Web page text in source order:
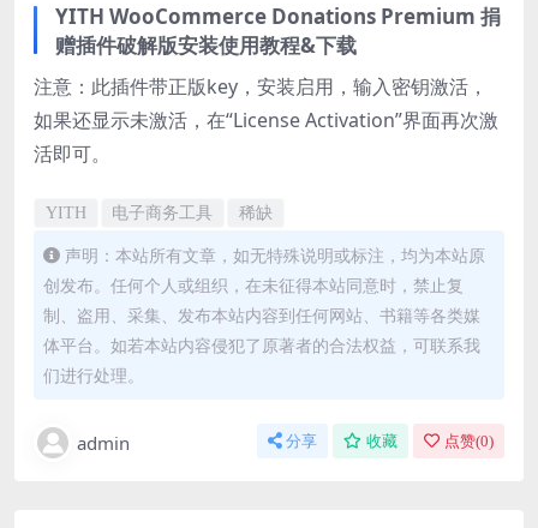
YITH WooCommerce Donations Premium 捐
赠插件破解版安装使用教程&下载
注意：此插件带正版key，安装启用，输入密钥激活，
如果还显示未激活，在“License Activation”界面再次激
活即可。
YITH 电子商务工具 稀缺
声明：本站所有文章，如无特殊说明或标注，均为本站原
创发布。任何个人或组织，在未征得本站同意时，禁止复
制、盗用、采集、发布本站内容到任何网站、书籍等各类媒
体平台。如若本站内容侵犯了原著者的合法权益，可联系我
们进行处理。
admin 分享 收藏 点赞(0)